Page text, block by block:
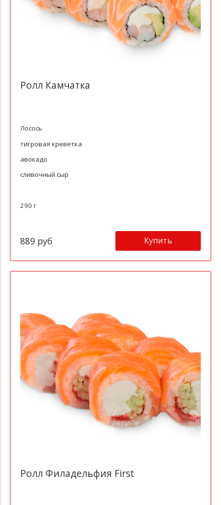
Ролл Камчатка
Лосось
тигровая креветка
авокадо
сливочный сыр
290 г
889 руб Купить
Ролл Филадельфия First